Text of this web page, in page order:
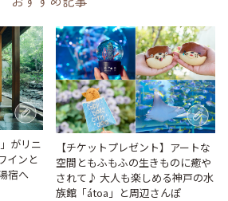
がリニ
インと
宿へ
【チケットプレゼント】アートな
空間ともふもふの生きものに癒や
されて♪ 大人も楽しめる神戸の水
族館「átoa」と周辺さんぽ